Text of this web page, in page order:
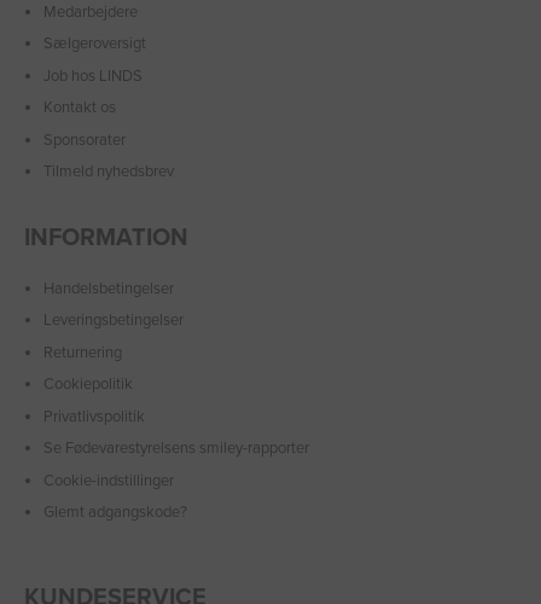
Medarbejdere
Sælgeroversigt
Job hos LINDS
Kontakt os
Sponsorater
Tilmeld nyhedsbrev
INFORMATION
Handelsbetingelser
Leveringsbetingelser
Returnering
Cookiepolitik
Privatlivspolitik
Se Fødevarestyrelsens smiley-rapporter
Cookie-indstillinger
Glemt adgangskode?